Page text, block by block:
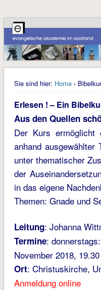
Sie sind hier: Home›
Erlesen ! – Ein
Aus den Quellen
Der Kurs ermöglicht
anhand ausgewählter
unter thematischer
der
in das eigene
Themen: Gnade und
Leitung: Johanna
Termine:
November 2018,
Ort: Christuskirche,
Anmeldung online